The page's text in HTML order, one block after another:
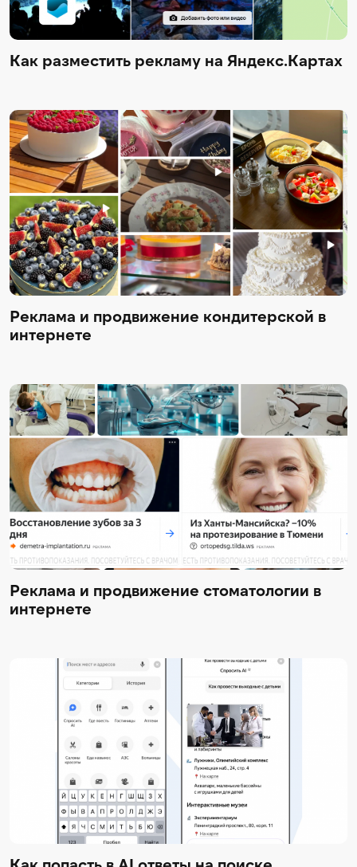
Как разместить рекламу на Яндекс.Картах
Реклама и продвижение кондитерской в
интернете
Реклама и продвижение стоматологии в
интернете